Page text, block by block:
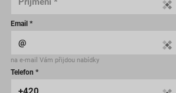
Email *
na e-mail Vám přijdou nabídky
Telefon *